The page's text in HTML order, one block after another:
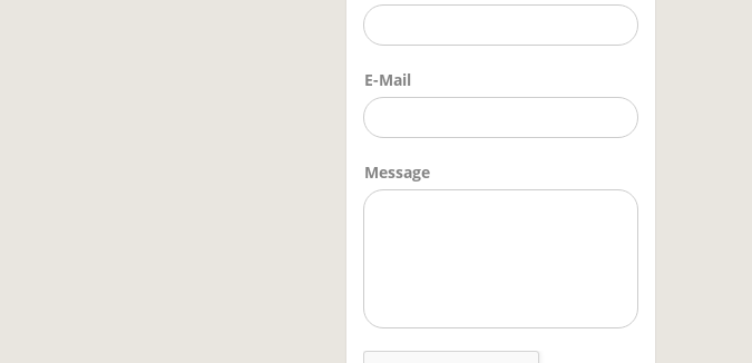
E-Mail
Message